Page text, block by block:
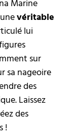
Marine
véritable
lui
sur
sa nageoire
des
Laissez
des
!